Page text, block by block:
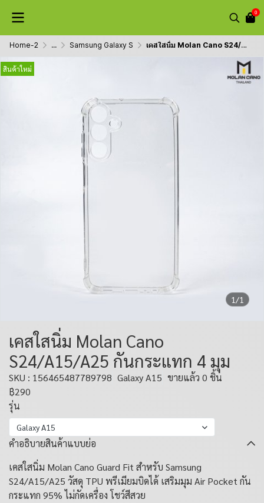
0
Home-2 ... Samsung Galaxy S เคสใสนิ่ม Molan Cano S24/A15/A25 กันกระแทก 4 มุม
1/1
สินค้าใหม่
เคสใสนิ่ม Molan Cano
S24/A15/A25 กันกระแทก 4 มุม
SKU : 156465487789798 Galaxy A15 ขายแล้ว 0 ชิ้น
฿290
รุ่น
Galaxy A15
คำอธิบายสินค้าแบบย่อ
เคสใสนิ่ม Molan Cano Guard Fit สำหรับ Samsung
S24/A15/A25 วัสดุ TPU พรีเมียมบิดได้ เสริมมุม Air Pocket กัน
กระแทก 95% ไม่กัดเครื่อง โชว์สีสวย